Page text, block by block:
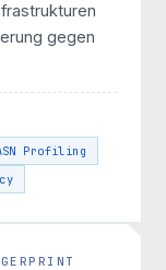
gegen
Profiling